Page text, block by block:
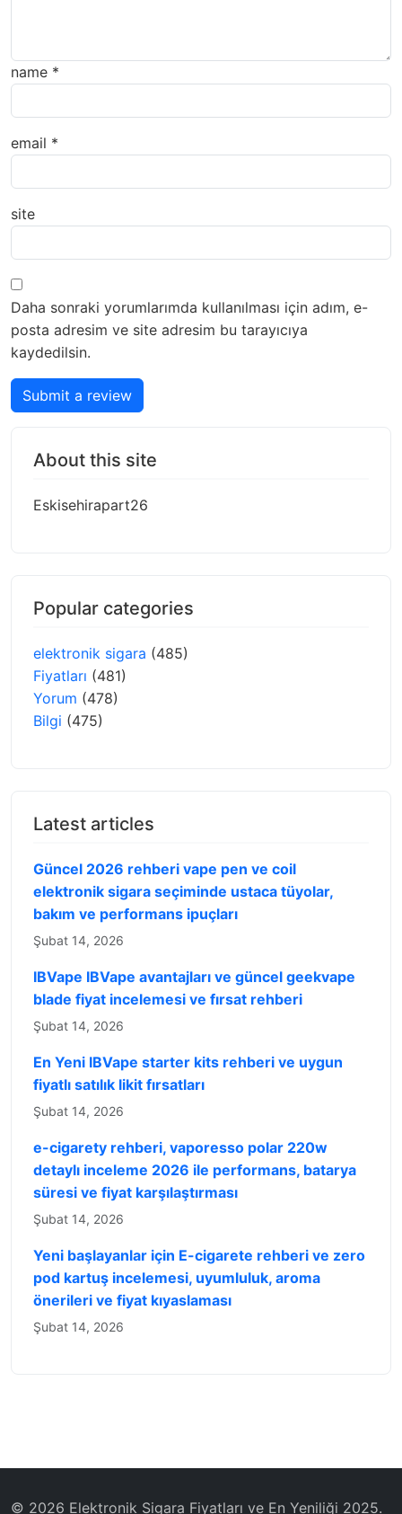
name *
email *
site
Daha sonraki yorumlarımda kullanılması için adım, e-
posta adresim ve site adresim bu tarayıcıya
kaydedilsin.
Submit a review
About this site
Eskisehirapart26
Popular categories
elektronik sigara (485)
Fiyatları (481)
Yorum (478)
Bilgi (475)
Latest articles
Güncel 2026 rehberi vape pen ve coil
elektronik sigara seçiminde ustaca tüyolar,
bakım ve performans ipuçları
Şubat 14, 2026
IBVape IBVape avantajları ve güncel geekvape
blade fiyat incelemesi ve fırsat rehberi
Şubat 14, 2026
En Yeni IBVape starter kits rehberi ve uygun
fiyatlı satılık likit fırsatları
Şubat 14, 2026
e-cigarety rehberi, vaporesso polar 220w
detaylı inceleme 2026 ile performans, batarya
süresi ve fiyat karşılaştırması
Şubat 14, 2026
Yeni başlayanlar için E-cigarete rehberi ve zero
pod kartuş incelemesi, uyumluluk, aroma
önerileri ve fiyat kıyaslaması
Şubat 14, 2026
© 2026 Elektronik Sigara Fiyatları ve En Yeniliği 2025.